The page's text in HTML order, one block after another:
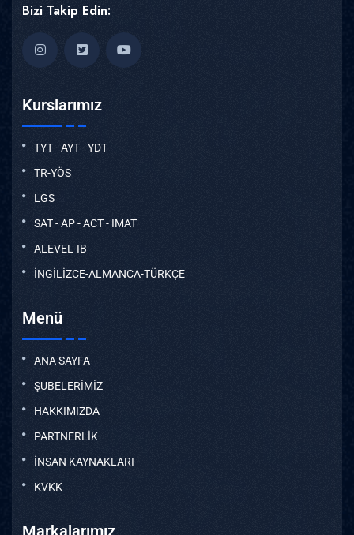
Bizi Takip Edin:
Kurslarımız
TYT - AYT - YDT
TR-YÖS
LGS
SAT - AP - ACT - IMAT
ALEVEL-IB
İNGİLİZCE-ALMANCA-TÜRKÇE
Menü
ANA SAYFA
ŞUBELERİMİZ
HAKKIMIZDA
PARTNERLİK
İNSAN KAYNAKLARI
KVKK
Markalarımız